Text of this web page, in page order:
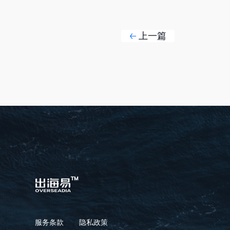
上一篇
服务条款 隐私政策